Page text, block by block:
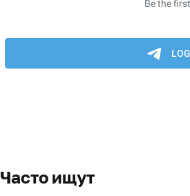
Часто ищут